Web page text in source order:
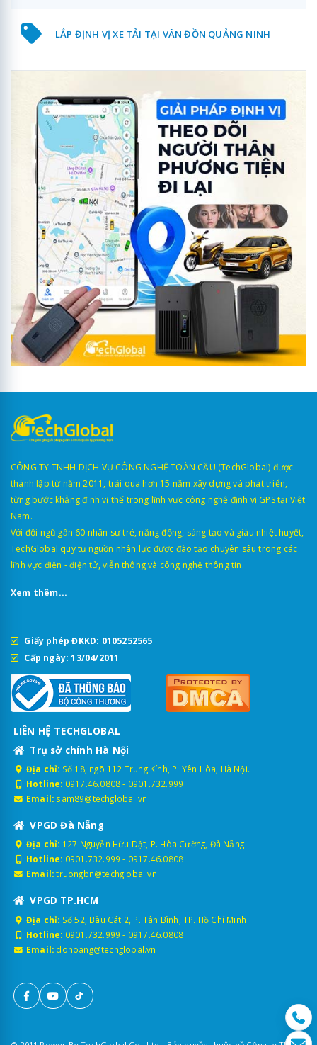
LẮP ĐỊNH VỊ XE TẢI TẠI VÂN ĐỒN QUẢNG NINH
CÔNG TY TNHH DỊCH VỤ CÔNG NGHỆ TOÀN CẦU (TechGlobal) được
thành lập từ năm 2011, trải qua hơn 15 năm xây dựng và phát triển,
từng bước khẳng định vị thế trong lĩnh vực công nghệ định vị GPS tại Việt
Nam.
Với đội ngũ gần 60 nhân sự trẻ, năng động, sáng tạo và giàu nhiệt huyết,
TechGlobal quy tụ nguồn nhân lực được đào tạo chuyên sâu trong các
lĩnh vực điện - điện tử, viễn thông và công nghệ thông tin.
Xem thêm...
Giấy phép ĐKKD: 0105252565
Cấp ngày: 13/04/2011
LIÊN HỆ TECHGLOBAL
Trụ sở chính Hà Nội
Địa chỉ: Số 18, ngõ 112 Trung Kính, P. Yên Hòa, Hà Nội.
Hotline: 0917.46.0808- 0901.732.999
Email: sam89@techglobal.vn
VPGD Đà Nẵng
Địa chỉ: 127 Nguyễn Hữu Dật, P. Hòa Cường, Đà Nẵng
Hotline: 0901.732.999 - 0917.46.0808
Email: truongbn@techglobal.vn
VPGD TP.HCM
Địa chỉ: Số 52, Bàu Cát 2, P. Tân Bình, TP. Hồ Chí Minh
Hotline: 0901.732.999 - 0917.46.0808
Email: dohoang@techglobal.vn